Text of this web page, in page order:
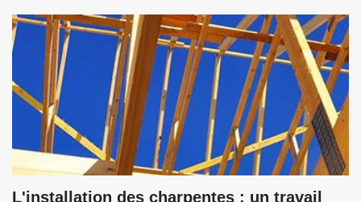
L'installation des charpentes : un travail